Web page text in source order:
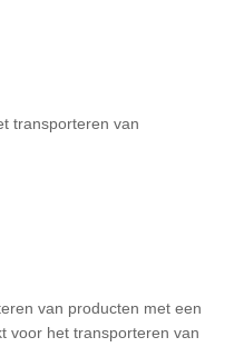
transporteren van
van producten met een
voor het transporteren van